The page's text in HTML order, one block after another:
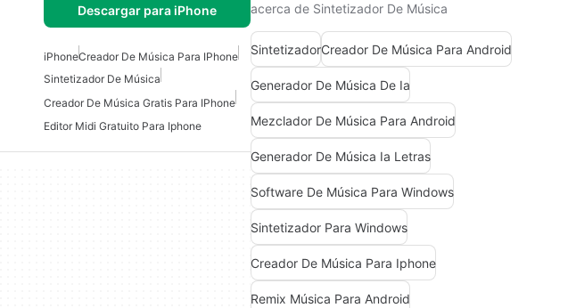
Descargar para iPhone
iPhoneCreador De Música Para IPhone
Sintetizador De Música
Creador De Música Gratis Para IPhone
Editor Midi Gratuito Para Iphone
acerca de Sintetizador De Música
SintetizadorCreador De Música Para Android
Generador De Música De Ia
Mezclador De Música Para Android
Generador De Música Ia Letras
Software De Música Para Windows
Sintetizador Para Windows
Creador De Música Para Iphone
Remix Música Para Android